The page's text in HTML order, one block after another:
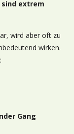
sind extrem
wird aber oft zu
wirken.
Gang